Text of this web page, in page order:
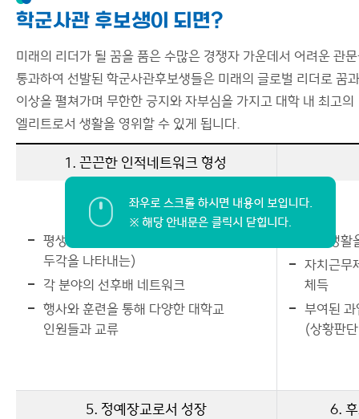
학군사관 후보생이 되면?
미래의 리더가 될 꿈을 품은 수많은 경쟁자 가운데서 어려운 관
통과하여 선발된 학군사관후보생들은 미래의 글로벌 리더로 꿈과
이상을 펼쳐가며 무한한 긍지와 자부심을 가지고 대학 내 최고의
엘리트로서 생활을 영위할 수 있게 됩니다.
1. 끈끈한 인적네트워크 형성
평생을 함께할 각별한 동기(여러분야에서
두각을 나타내는)
각 분야의 선후배 네트워크
행사와 훈련을 통해 다양한 대학교
인원들과 교류
단체생
자치근무
체득
부여된
(상황판
5. 정예장교로서 성장 6.